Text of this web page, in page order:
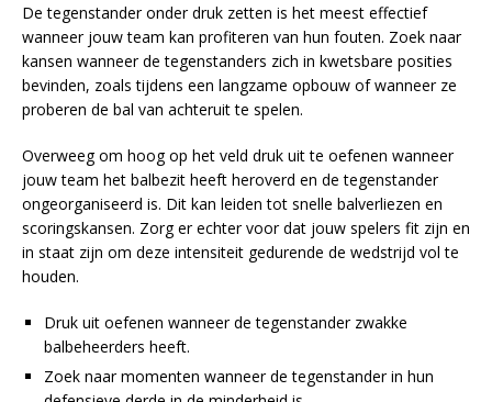
De tegenstander onder druk zetten is het meest effectief
wanneer jouw team kan profiteren van hun fouten. Zoek naar
kansen wanneer de tegenstanders zich in kwetsbare posities
bevinden, zoals tijdens een langzame opbouw of wanneer ze
proberen de bal van achteruit te spelen.
Overweeg om hoog op het veld druk uit te oefenen wanneer
jouw team het balbezit heeft heroverd en de tegenstander
ongeorganiseerd is. Dit kan leiden tot snelle balverliezen en
scoringskansen. Zorg er echter voor dat jouw spelers fit zijn en
in staat zijn om deze intensiteit gedurende de wedstrijd vol te
houden.
Druk uit oefenen wanneer de tegenstander zwakke
balbeheerders heeft.
Zoek naar momenten wanneer de tegenstander in hun